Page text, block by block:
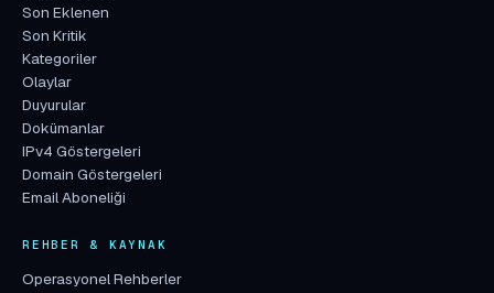
Son Eklenen
Son Kritik
Kategoriler
Olaylar
Duyurular
Dokümanlar
IPv4 Göstergeleri
Domain Göstergeleri
Email Aboneliği
REHBER & KAYNAK
Operasyonel Rehberler